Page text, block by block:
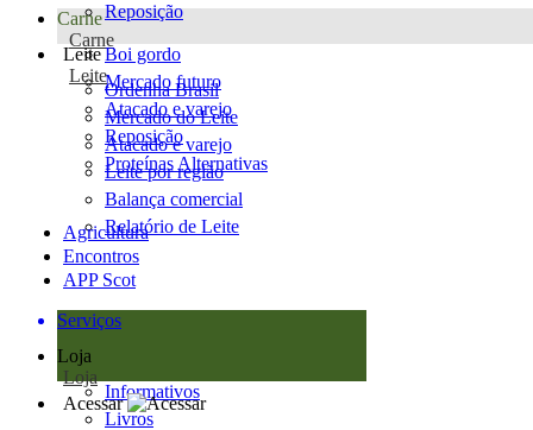
Reposição
Carne
Carne
Boi gordo
Mercado futuro
Atacado e varejo
Reposição
Proteínas Alternativas
Leite
Leite
Ordenha Brasil
Mercado do Leite
Atacado e varejo
Leite por região
Balança comercial
Relatório de Leite
Agricultura
Encontros
APP Scot
Serviços
Loja
Loja
Informativos
Livros
Acessar